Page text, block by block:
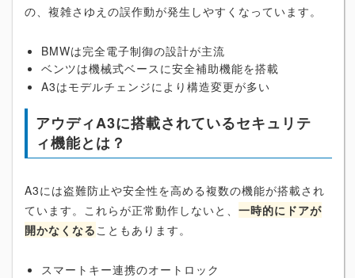
の、複雑さゆえの誤作動が発生しやすくなっています。
BMWは完全電子制御の設計が主流
ベンツは機械式ベースに安全補助機能を搭載
A3はモデルチェンジにより構造変更が多い
アウディA3に搭載されているセキュリテ
ィ機能とは？
A3には盗難防止や安全性を高める複数の機能が搭載され
ています。これらが正常動作しないと、 一時的にドアが
開かなくなる こともあります。
スマートキー連携のオートロック